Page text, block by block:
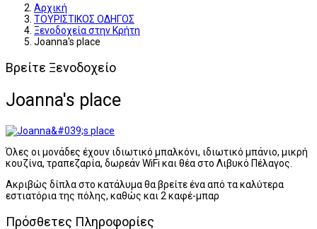
Αρχική
ΤΟΥΡΙΣΤΙΚΟΣ ΟΔΗΓΟΣ
Ξενοδοχεία στην Κρήτη
Joanna's place
Βρείτε Ξενοδοχείο
Joanna's place
Όλες οι μονάδες έχουν ιδιωτικό μπαλκόνι, ιδιωτικό μπάνιο, μικρή
κουζίνα, τραπεζαρία, δωρεάν WiFi και θέα στο Λιβυκό Πέλαγος.
Ακριβώς δίπλα στο κατάλυμα θα βρείτε ένα από τα καλύτερα
εστιατόρια της πόλης, καθώς και 2 καφέ-μπαρ
Πρόσθετες Πληροφορίες